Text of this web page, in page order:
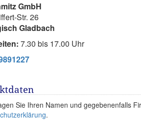
GmbH
Str. 26
Gladbach
7.30 bis 17.00 Uhr
Sie Ihren Namen und gegebenenfalls
.